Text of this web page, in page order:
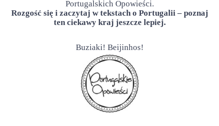
Portugalskich Opowieści.
Rozgość się i zaczytaj w tekstach o Portugalii – poznaj
ten ciekawy kraj jeszcze lepiej.
Buziaki! Beijinhos!